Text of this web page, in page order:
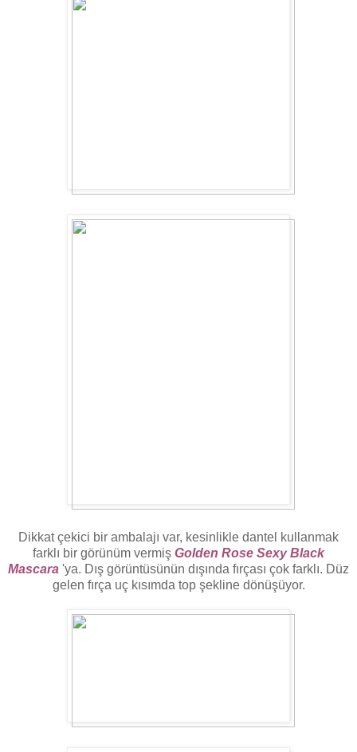
Dikkat çekici bir ambalajı var, kesinlikle dantel kullanmak
farklı bir görünüm vermiş Golden Rose Sexy Black
Mascara 'ya. Dış görüntüsünün dışında fırçası çok farklı. Düz
gelen fırça uç kısımda top şekline dönüşüyor.